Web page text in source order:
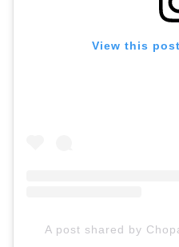
View this
A post shared by